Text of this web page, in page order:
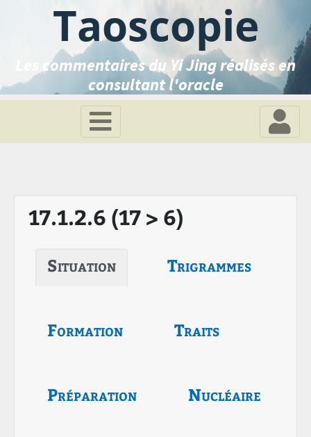
Taoscopie
Les commentaires du Yi Jing réalisés en
consultant l'oracle
17.1.2.6 (17 > 6)
Situation Trigrammes
Formation Traits
Préparation Nucléaire